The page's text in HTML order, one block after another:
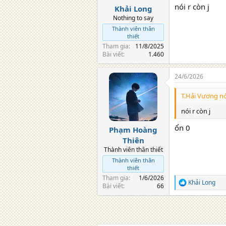
Khải Long
Nothing to say
Thành viên thân
thiết
Tham gia
11/8/2025
Bài viết
1.460
nói r còn j
Phạm Hoàng
Thiên
Thành viên thân thiết
Thành viên thân
thiết
Tham gia
1/6/2026
Bài viết
66
24/6/2026
T.Hải Vương
nói r còn j
ổn 0
R
e
a
c
t
Khải Long